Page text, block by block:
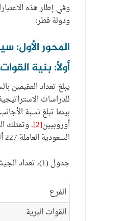
وفي إطار هذه
ودولة قطر:
المحور الأول:
أولاً: بنية
أوروبيين[2] . وتمتلك
السعودية العاملة 227 ألف عنصر وفقا للتوزيع التالي
جدول (1)، تعداد الجيش السعودي وفقا لتقرير التوازن العسكري (IISS) لعام 2018
الفرع
القوات البرية